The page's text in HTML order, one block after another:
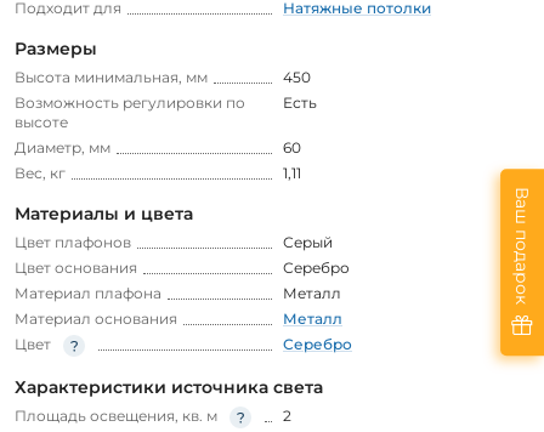
Подходит для Натяжные потолки
Размеры
Высота минимальная, мм
450
Возможность регулировки по
высоте
Есть
Диаметр, мм
60
Вес, кг
1,11
Материалы и цвета
Цвет плафонов
Серый
Цвет основания
Серебро
Материал плафона
Металл
Материал основания
Металл
Цвет
Серебро
Характеристики источника света
Площадь освещения, кв. м
2
Ваш подарок